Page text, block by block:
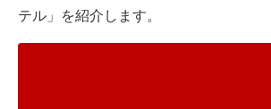
テル」を紹介します。